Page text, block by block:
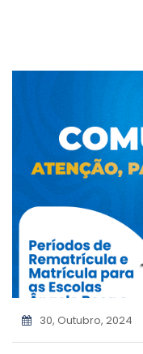
30, Outubro, 2024